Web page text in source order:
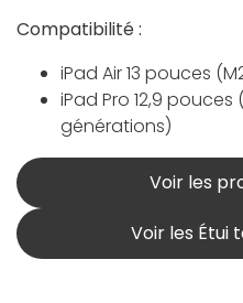
Compatibilité :
iPad Air 13 pouces
iPad Pro 12,9 pouces
générations)
Voir les
Voir les Étui